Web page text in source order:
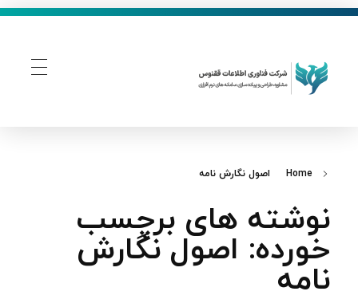
Home اصول نگارش نامه
نوشته های برچسب
خورده: اصول نگارش
نامه